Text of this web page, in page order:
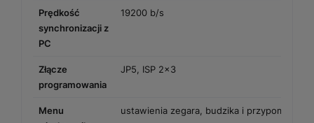
Prędkość
synchronizacji z
PC
19200 b/s
Złącze
programowania
JP5, ISP 2×3
Menu
ustawienia zegara, budzika i przypomnień